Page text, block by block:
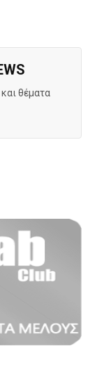
θέματα